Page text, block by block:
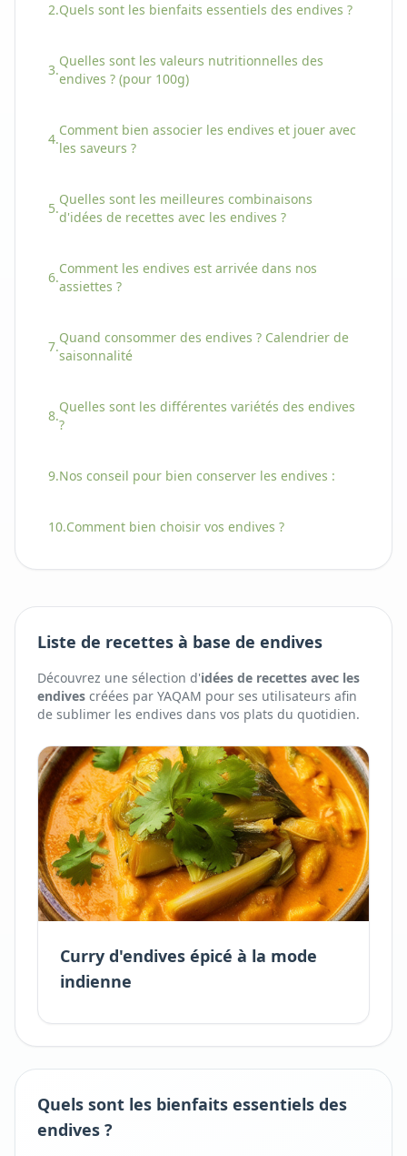
2.Quels sont les bienfaits essentiels des endives ?
3.
Quelles sont les valeurs nutritionnelles des
endives ? (pour 100g)
4.
Comment bien associer les endives et jouer avec
les saveurs ?
5.
Quelles sont les meilleures combinaisons
d'idées de recettes avec les endives ?
6.
Comment les endives est arrivée dans nos
assiettes ?
7.
Quand consommer des endives ? Calendrier de
saisonnalité
8.
Quelles sont les différentes variétés des endives
?
9.Nos conseil pour bien conserver les endives :
10.Comment bien choisir vos endives ?
Liste de recettes à base de endives
Découvrez une sélection d'idées de recettes avec les
endives créées par YAQAM pour ses utilisateurs afin
de sublimer les endives dans vos plats du quotidien.
Curry d'endives épicé à la mode
indienne
Quels sont les bienfaits essentiels des
endives ?